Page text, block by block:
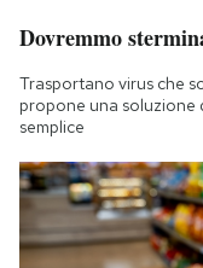
Dovremmo
Trasportano virus che
propone una soluzione
semplice